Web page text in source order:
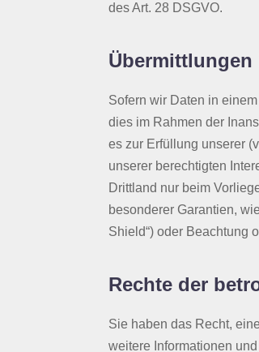
des Art. 28 DSGVO.
Sofern wir Daten in
dies im Rahmen der
es zur Erfüllung unserer
unserer berechtigten
Drittland nur beim
besonderer Garantien,
Shield“) oder Beachtung
Rechte der
Sie haben das Recht,
weitere Informationen